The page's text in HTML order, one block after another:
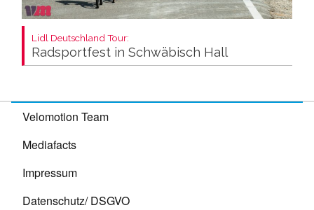
Lidl Deutschland Tour:
Radsportfest in Schwäbisch Hall
Velomotion Team
Mediafacts
Impressum
Datenschutz/ DSGVO